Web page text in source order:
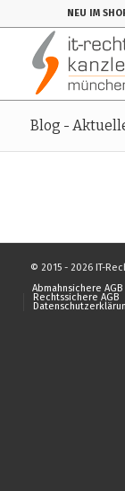
NEU IM
Blog -
© 2015 - 2026 IT-
Abmahnsichere AGB
Rechtssichere AGB